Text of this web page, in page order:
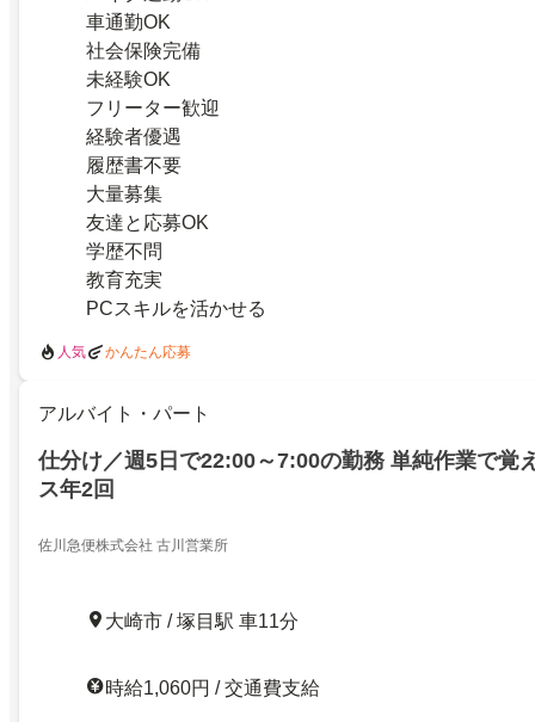
車通勤OK
社会保険完備
未経験OK
フリーター歓迎
経験者優遇
履歴書不要
大量募集
友達と応募OK
学歴不問
教育充実
PCスキルを活かせる
人気 かんたん応募
アルバイト・パート
仕分け／週5日で22:00～7:00の勤務 単純作業で覚
ス年2回
佐川急便株式会社 古川営業所
大崎市 / 塚目駅 車11分
時給1,060円 / 交通費支給